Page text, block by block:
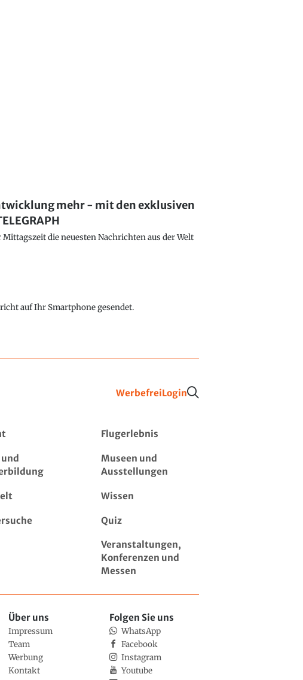
mehr - mit den exklusiven
die neuesten Nachrichten aus der Welt
auf Ihr Smartphone gesendet.
WerbefreiLogin
Flugerlebnis
Museen und
Ausstellungen
Wissen
Quiz
Veranstaltungen,
Konferenzen und
Messen
Über uns
Impressum
Team
Werbung
Kontakt
Folgen Sie uns
WhatsApp
Facebook
Instagram
Youtube